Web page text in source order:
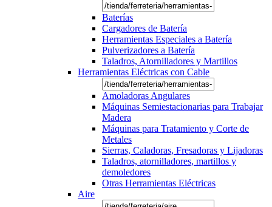
Baterías
Cargadores de Batería
Herramientas Especiales a Batería
Pulverizadores a Batería
Taladros, Atornilladores y Martillos
Herramientas Eléctricas con Cable
Amoladoras Angulares
Máquinas Semiestacionarias para Trabajar
Madera
Máquinas para Tratamiento y Corte de
Metales
Sierras, Caladoras, Fresadoras y Lijadoras
Taladros, atornilladores, martillos y
demoledores
Otras Herramientas Eléctricas
Aire